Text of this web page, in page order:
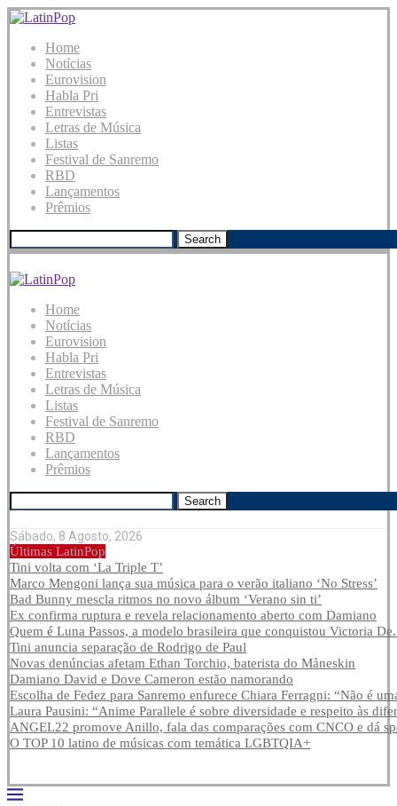
Home
Notícias
Eurovision
Habla Pri
Entrevistas
Letras de Música
Listas
Festival de Sanremo
RBD
Lançamentos
Prêmios
Search
Home
Notícias
Eurovision
Habla Pri
Entrevistas
Letras de Música
Listas
Festival de Sanremo
RBD
Lançamentos
Prêmios
Search
Sábado, 8 Agosto, 2026
Últimas LatinPop
Tini volta com ‘La Triple T’
Marco Mengoni lança sua música para o verão italiano ‘No Stress’
Bad Bunny mescla ritmos no novo álbum ‘Verano sin ti’
Ex confirma ruptura e revela relacionamento aberto com Damiano
Quem é Luna Passos, a modelo brasileira que conquistou Victoria
Tini anuncia separação de Rodrigo de Paul
Novas denúncias afetam Ethan Torchio, baterista do Måneskin
Damiano David e Dove Cameron estão namorando
Escolha de Fedez para Sanremo enfurece Chiara Ferragni: “Não é
Laura Pausini: “Anime Parallele é sobre diversidade e respeito às
ANGEL22 promove Anillo, fala das comparações com CNCO e dá
O TOP 10 latino de músicas com temática LGBTQIA+